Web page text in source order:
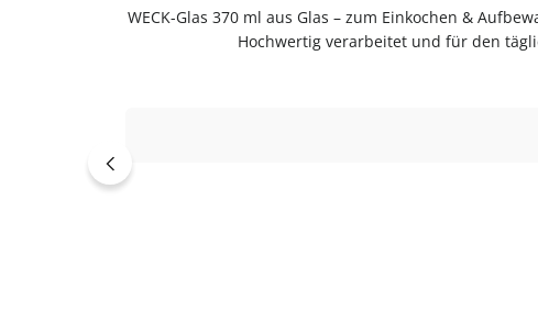
WECK-Glas 370 ml aus Glas – zum Einkochen &
Hochwertig verarbeitet und für den
wiederbefüllbar.Produktdetails auf einen